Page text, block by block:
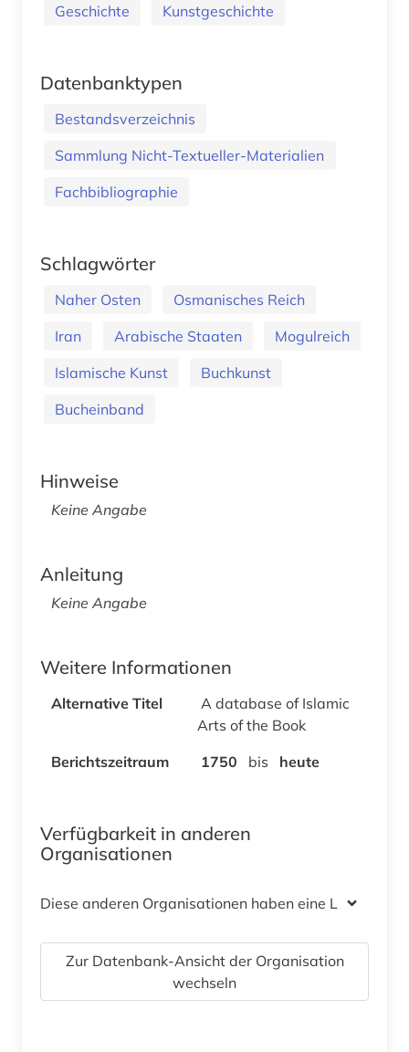
Geschichte Kunstgeschichte
Datenbanktypen
Bestandsverzeichnis
Sammlung Nicht-Textueller-Materialien
Fachbibliographie
Schlagwörter
Naher Osten
Osmanisches Reich
Iran
Arabische Staaten
Mogulreich
Islamische Kunst
Buchkunst
Bucheinband
Hinweise
Keine Angabe
Anleitung
Keine Angabe
Weitere Informationen
Alternative Titel
A database of Islamic
Arts of the Book
Berichtszeitraum
1750 bis heute
Verfügbarkeit in anderen
Organisationen
Diese anderen Organisationen haben eine Lizenz
Zur Datenbank-Ansicht der Organisation
wechseln